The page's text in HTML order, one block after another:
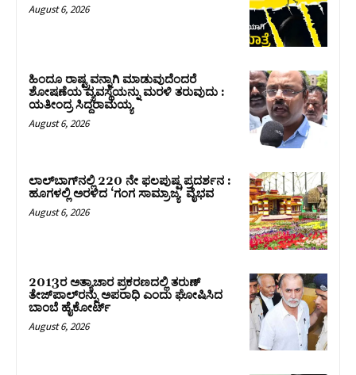
August 6, 2026
ಹಿಂದೂ ರಾಷ್ಟ್ರವನ್ನಾಗಿ ಮಾಡುವುದೆಂದರೆ
ಶೋಷಣೆಯ ವ್ಯವಸ್ಥೆಯನ್ನು ಮರಳಿ ತರುವುದು :
ಯತೀಂದ್ರ ಸಿದ್ದರಾಮಯ್ಯ
August 6, 2026
ಲಾಲ್‍ಬಾಗ್‍ನಲ್ಲಿ 220 ನೇ ಫಲಪುಷ್ಪ ಪ್ರದರ್ಶನ :
ಹೂಗಳಲ್ಲಿ ಅರಳಿದ ‘ಗಂಗ ಸಾಮ್ರಾಜ್ಯ’ ವೈಭವ
August 6, 2026
2013ರ ಅತ್ಯಾಚಾರ ಪ್ರಕರಣದಲ್ಲಿ ತರುಣ್
ತೇಜ್‌ಪಾಲ್‌ರನ್ನು ಅಪರಾಧಿ ಎಂದು ಘೋಷಿಸಿದ
ಬಾಂಬೆ ಹೈಕೋರ್ಟ್
August 6, 2026